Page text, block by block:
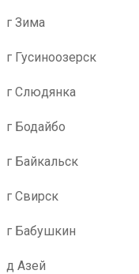
г Зима
г Гусиноозерск
г Слюдянка
г Бодайбо
г Байкальск
г Свирск
г Бабушкин
д Азей